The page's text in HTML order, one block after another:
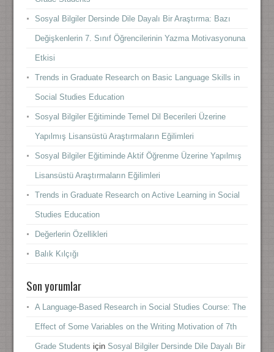
Sosyal Bilgiler Dersinde Dile Dayalı Bir Araştırma: Bazı
Değişkenlerin 7. Sınıf Öğrencilerinin Yazma Motivasyonuna
Etkisi
Trends in Graduate Research on Basic Language Skills in
Social Studies Education
Sosyal Bilgiler Eğitiminde Temel Dil Becerileri Üzerine
Yapılmış Lisansüstü Araştırmaların Eğilimleri
Sosyal Bilgiler Eğitiminde Aktif Öğrenme Üzerine Yapılmış
Lisansüstü Araştırmaların Eğilimleri
Trends in Graduate Research on Active Learning in Social
Studies Education
Değerlerin Özellikleri
Balık Kılçığı
Son yorumlar
A Language-Based Research in Social Studies Course: The
Effect of Some Variables on the Writing Motivation of 7th
Grade Students için Sosyal Bilgiler Dersinde Dile Dayalı Bir